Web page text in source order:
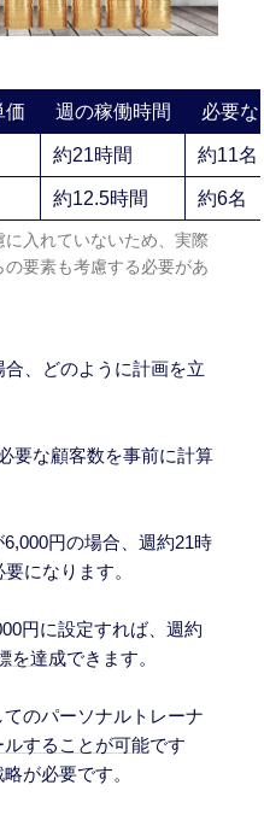
価 週の稼働時間 必要
約21時間 約11名
約12.5時間 約6名
入れていないため、実際
要素も考慮する必要があ
、どのように計画を立
要な顧客数を事前に計算
円の場合、週約21時
要になります。
円に設定すれば、週約
を達成できます。
のパーソナルトレーナ
することが可能です
が必要です。